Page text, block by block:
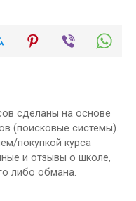
сделаны на основе
(поисковые системы).
покупкой курса
и отзывы о школе,
либо обмана.